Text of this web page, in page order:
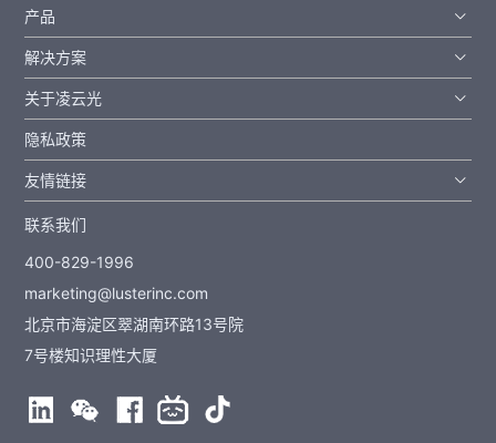
产品
解决方案
关于凌云光
隐私政策
友情链接
联系我们
400-829-1996
marketing@lusterinc.com
北京市海淀区翠湖南环路13号院
7号楼知识理性大厦